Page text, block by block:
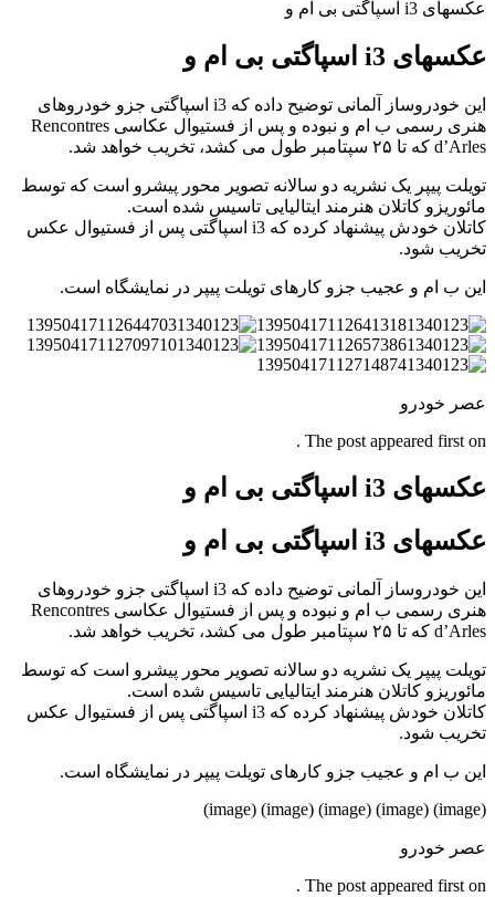
عکسهای i3 اسپاگتی بی ام و
عکسهای i3 اسپاگتی بی ام و
این خودروساز آلمانی توضیح داده که i3 اسپاگتی جزو خودروهای
هنری رسمی ب ام و نبوده و پس از فستیوال عکاسی Rencontres
d’Arles که تا ۲۵ سپتامبر طول می کشد، تخریب خواهد شد.
تویلت پیپر یک نشریه دو سالانه تصویر محور پیشرو است که توسط
مائوریزو کاتلان هنرمند ایتالیایی تاسیس شده است.
کاتلان خودش پیشنهاد کرده که i3 اسپاگتی پس از فستیوال عکس
تخریب شود.
این ب ام و عجیب جزو کارهای تویلت پیپر در نمایشگاه است.
عصر خودرو
The post appeared first on .
عکسهای i3 اسپاگتی بی ام و
عکسهای i3 اسپاگتی بی ام و
این خودروساز آلمانی توضیح داده که i3 اسپاگتی جزو خودروهای
هنری رسمی ب ام و نبوده و پس از فستیوال عکاسی Rencontres
d’Arles که تا ۲۵ سپتامبر طول می کشد، تخریب خواهد شد.
تویلت پیپر یک نشریه دو سالانه تصویر محور پیشرو است که توسط
مائوریزو کاتلان هنرمند ایتالیایی تاسیس شده است.
کاتلان خودش پیشنهاد کرده که i3 اسپاگتی پس از فستیوال عکس
تخریب شود.
این ب ام و عجیب جزو کارهای تویلت پیپر در نمایشگاه است.
(image) (image) (image) (image) (image)
عصر خودرو
The post appeared first on .